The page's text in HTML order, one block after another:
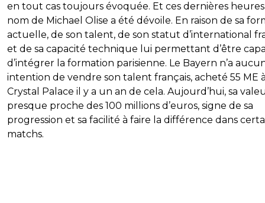
en tout cas toujours évoquée. Et ces dernières
nom de Michael Olise a été dévoile. En raison de sa
actuelle, de son talent, de son statut d’international
et de sa capacité technique lui permettant d’être
d’intégrer la formation parisienne. Le Bayern n’a
intention de vendre son talent français, acheté 55 ME
Crystal Palace il y a un an de cela. Aujourd’hui, sa
presque proche des 100 millions d’euros, signe de sa
progression et sa facilité à faire la différence dans
matchs.